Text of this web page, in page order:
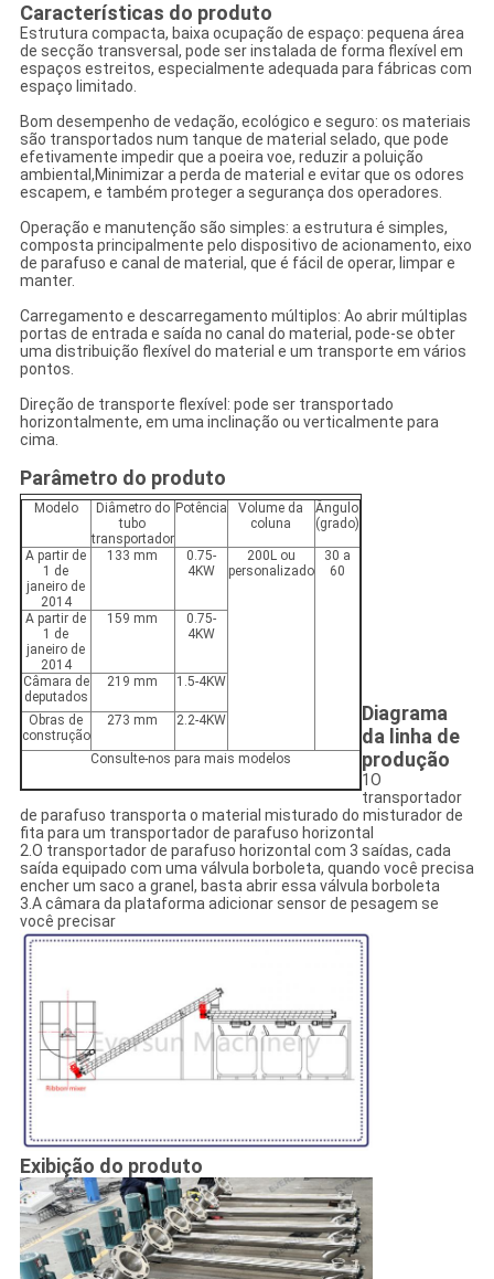
Características do produto
Estrutura compacta, baixa ocupação de espaço: pequena área
de secção transversal, pode ser instalada de forma flexível em
espaços estreitos, especialmente adequada para fábricas com
espaço limitado.
Bom desempenho de vedação, ecológico e seguro: os materiais
são transportados num tanque de material selado, que pode
efetivamente impedir que a poeira voe, reduzir a poluição
ambiental,Minimizar a perda de material e evitar que os odores
escapem, e também proteger a segurança dos operadores.
Operação e manutenção são simples: a estrutura é simples,
composta principalmente pelo dispositivo de acionamento, eixo
de parafuso e canal de material, que é fácil de operar, limpar e
manter.
Carregamento e descarregamento múltiplos: Ao abrir múltiplas
portas de entrada e saída no canal do material, pode-se obter
uma distribuição flexível do material e um transporte em vários
pontos.
Direção de transporte flexível: pode ser transportado
horizontalmente, em uma inclinação ou verticalmente para
cima.
Parâmetro do produto
Modelo
Diâmetro do
tubo
transportador
Potência
Volume da
coluna
Ângulo
(grado)
A partir de
1 de
janeiro de
2014
133 mm
0.75-
4KW
200L ou
personalizado
30 a
60
A partir de
1 de
janeiro de
2014
159 mm
0.75-
4KW
Câmara de
deputados
219 mm 1.5-4KW
Obras de
construção
273 mm 2.2-4KW
Consulte-nos para mais modelos
Diagrama
da linha de
produção
1O
transportador
de parafuso transporta o material misturado do misturador de
fita para um transportador de parafuso horizontal
2.O transportador de parafuso horizontal com 3 saídas, cada
saída equipado com uma válvula borboleta, quando você precisa
encher um saco a granel, basta abrir essa válvula borboleta
3.A câmara da plataforma adicionar sensor de pesagem se
você precisar
Exibição do produto